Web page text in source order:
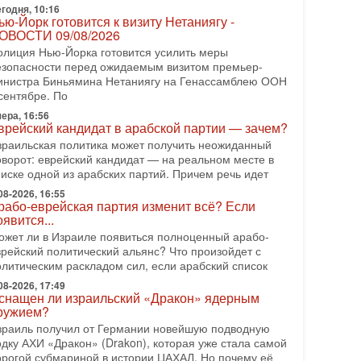
последних союзников. Путин - псих!
ITON-TV доктор Эльдар Намазов , историк,
в прошлом – помощник Президента
Гейдара Алиева . Ведет программу
2026, 11:09
в Израиле в опасности?! ШАБАК
спецотдел
выпуске мы разбираем одну из самых тревожных
израильской политики. Известно, что израильская
общей безопасности (ШАБАК) создала
2026, 08:32
и Иран: последний шанс - НОВОСТИ
08/2026
США Дональд Трамп объявил о
переговоров с Ираном, но Тегеран пока
подтвердил готовность к диалогу. По словам
2026, 08:42
отменил удар по Ирану - НОВОСТИ
08/2026
США Дональд Трамп сегодня заявил об
подготовленного удара по Ирану после
10:16
Йорк готовится к визиту Нетаниягу -
09/08/2026
Нью-Йорка готовится усилить меры
перед ожидаемым визитом премьер-
Биньямина Нетаниягу на Генассамблею ООН
По
16:56
кандидат в арабской партии — зачем?
политика может получить неожиданный
еврейский кандидат — на реальном месте в
одной из арабских партий. Причем речь идет
2026, 16:55
еврейская партия изменит всё? Если
ли в Израиле появиться полноценный арабо-
политический альянс? Что произойдет с
раскладом сил, если арабский список
2026, 17:49
ли израильский «Дракон» ядерным
получил от Германии новейшую подводную
АХИ «Дракон» (Drakon), которая уже стала самой
субмариной в истории ЦАХАЛ. Но почему её